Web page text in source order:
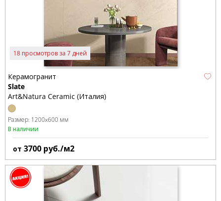
18 просмотров за 7 дней
Керамогранит
Slate
Art&Natura Ceramic (Италия)
Размер: 1200x600 мм
В наличии
от 3700 руб./м2